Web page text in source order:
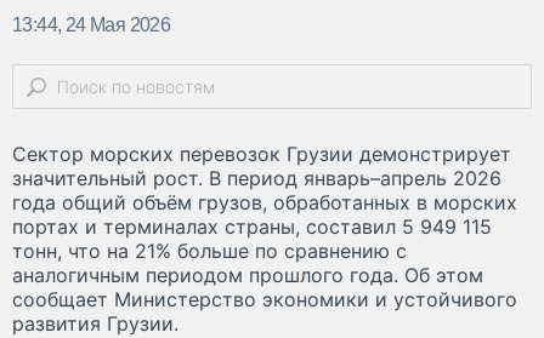
13:44, 24 Мая 2026
Сектор морских перевозок Грузии демонстрирует
значительный рост. В период январь–апрель 2026
года общий объём грузов, обработанных в морских
портах и терминалах страны, составил 5 949 115
тонн, что на 21% больше по сравнению с
аналогичным периодом прошлого года. Об этом
сообщает Министерство экономики и устойчивого
развития Грузии.